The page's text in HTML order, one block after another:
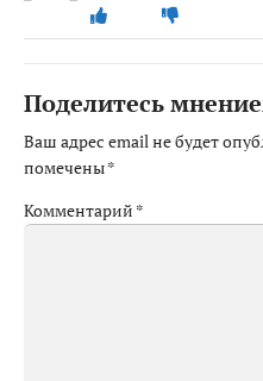
Поделитесь
Ваш адрес email не будет
помечены*
Комментарий *